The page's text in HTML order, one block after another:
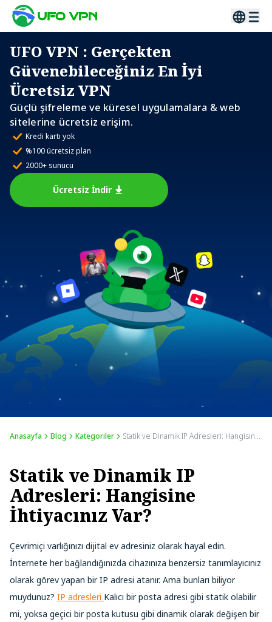
UFO VPN : Gerçekten
Güvenebileceğiniz En İyi
Ücretsiz VPN
Güçlü şifreleme ve küresel uygulamalara & web
sitelerine ücretsiz erişim.
Kredi kartı yok
%100 ücretsiz plan
2000+ sunucu
Ücretsiz İndir
Anasayfa Blog Kategoriler Statik ve Dinamik IP Adresleri: Hangisine İhtiyacınız Var?
Statik ve Dinamik IP
Adresleri: Hangisine
İhtiyacınız Var?
Çevrimiçi varlığınızı dijital ev adresiniz olarak hayal edin.
İnternete her bağlandığınızda cihazınıza benzersiz tanımlayıcınız
olarak görev yapan bir IP adresi atanır. Ama bunları biliyor
muydunuz? IP adresleri Kalıcı bir posta adresi gibi statik olabilir
mi, yoksa geçici bir posta kutusu gibi dinamik olarak değişen bir